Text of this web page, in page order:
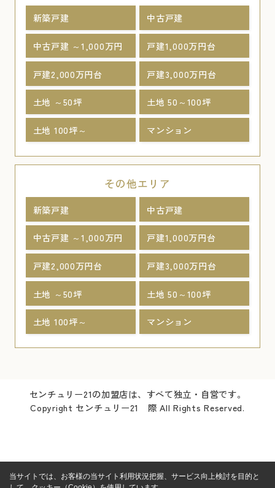
新築戸建 中古戸建
中古戸建 ～1,000万円 戸建1,000万円台
戸建2,000万円台 戸建3,000万円台
土地 ～50坪 土地 50～100坪
土地 100坪～ マンション
その他エリア
新築戸建 中古戸建
中古戸建 ～1,000万円 戸建1,000万円台
戸建2,000万円台 戸建3,000万円台
土地 ～50坪 土地 50～100坪
土地 100坪～ マンション
センチュリー21の加盟店は、すべて独立・自営です。
Copyright センチュリー21 際 All Rights Reserved.
当サイトでは、お客様の当サイト利用状況把握、サービス向上検討を目的と